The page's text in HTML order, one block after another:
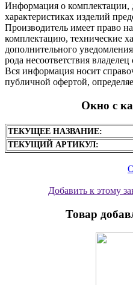
Информация о комплектации,
характеристиках изделий
Производитель имеет право
комплектацию, технические
дополнительного
рода несоответствия
Вся информация носит
публичной офертой,
Окно с
ТЕКУЩЕЕ НАЗВАНИЕ:
ТЕКУЩИЙ АРТИКУЛ:
Добавить к этому
Товар